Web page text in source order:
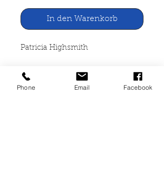
In den Warenkorb
Patricia Highsmith
Der talentierte Mr. Ripley
Phone Email Facebook